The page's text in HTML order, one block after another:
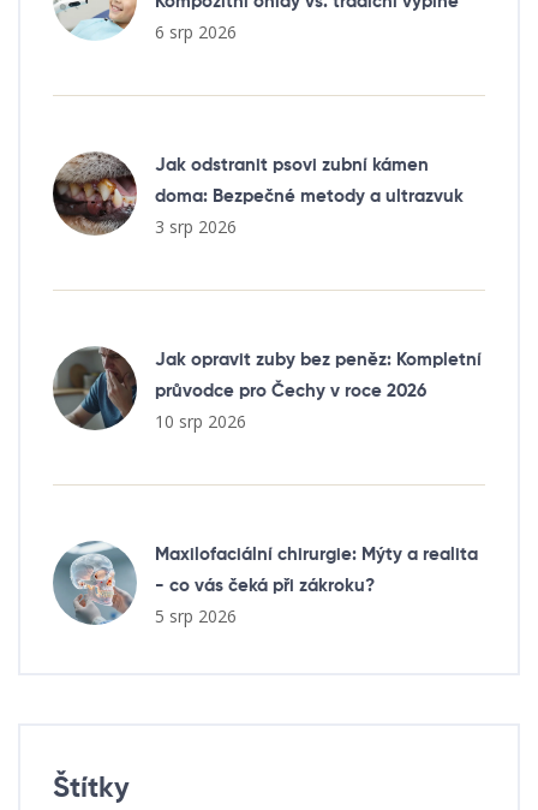
6 srp 2026
Jak odstranit psovi zubní kámen
doma: Bezpečné metody a ultrazvuk
3 srp 2026
Jak opravit zuby bez peněz: Kompletní
průvodce pro Čechy v roce 2026
10 srp 2026
Maxilofaciální chirurgie: Mýty a realita
- co vás čeká při zákroku?
5 srp 2026
Štítky